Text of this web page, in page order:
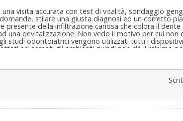
visita accurata con test di vitalità, sondaggio
stilare una giusta diagnosi ed un corretto
presente della infiltrazione cariosa che colora il
una devitalizzazione. Non vedo il motivo per cui non
studi odontoiatrici vengono utilizzati tutti i
ed aereati gli ambienti quindi non c'è il minimo
trascorrere il tempo la situazione non potrà che